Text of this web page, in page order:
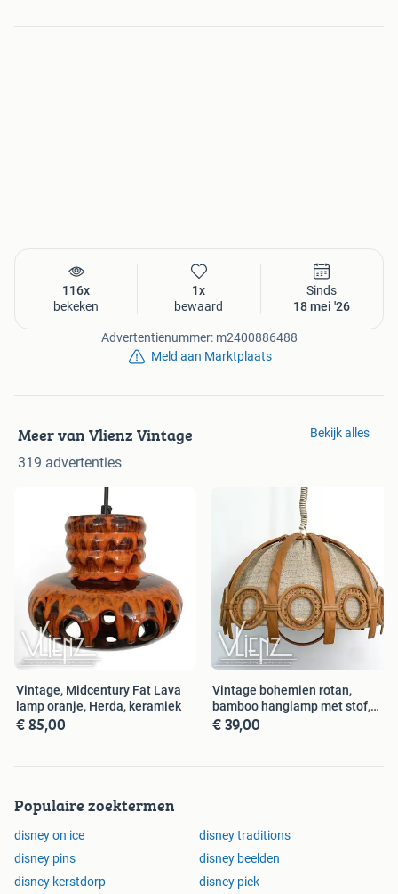
116x
bekeken
1x
bewaard
Sinds
18 mei '26
Advertentienummer: m2400886488
Meld aan Marktplaats
Meer van Vlienz Vintage
319 advertenties
Bekijk alles
Vintage, Midcentury Fat Lava
lamp oranje, Herda, keramiek
€ 85,00
Vintage bohemien rotan,
bamboo hanglamp met stof,
retro
€ 39,00
Populaire zoektermen
disney on ice
disney traditions
disney pins
disney beelden
disney kerstdorp
disney piek